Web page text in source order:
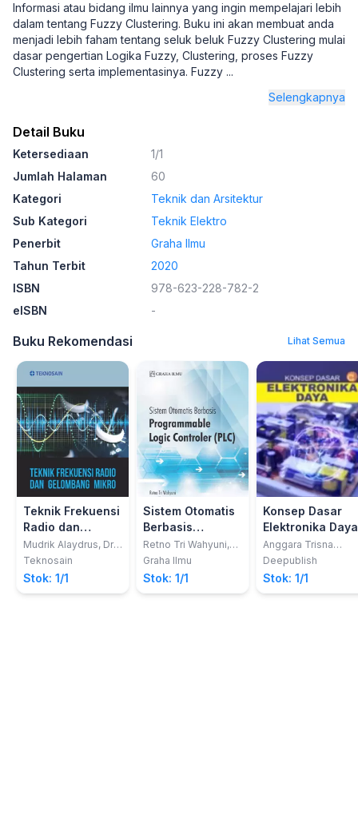
Informasi atau bidang ilmu lainnya yang ingin mempelajari lebih
dalam tentang Fuzzy Clustering. Buku ini akan membuat anda
menjadi lebih faham tentang seluk beluk Fuzzy Clustering mulai
dasar pengertian Logika Fuzzy, Clustering, proses Fuzzy
Clustering serta implementasinya. Fuzzy ...
Selengkapnya
Detail Buku
Ketersediaan
1/1
Jumlah Halaman
60
Kategori
Teknik dan Arsitektur
Sub Kategori
Teknik Elektro
Penerbit
Graha Ilmu
Tahun Terbit
2020
ISBN
978-623-228-782-2
eISBN
-
Buku Rekomendasi Lihat Semua
Teknik Frekuensi
Radio dan
Gelombang
Mikro
Mudrik Alaydrus, Dr.,
Ing
Teknosain
Stok: 1/1
Sistem Otomatis
Berbasis
Programmable
Logic Controler
(PLC)
Retno Tri Wahyuni,
ST., M.T.; Mauridhi
Ir., M.Eng., Ph.D
Graha Ilmu
Stok: 1/1
Konsep Dasar
Elektronika Daya
Anggara Trisna
Nugraha; Rachma
Prilian Eviningsih
Deepublish
Stok: 1/1